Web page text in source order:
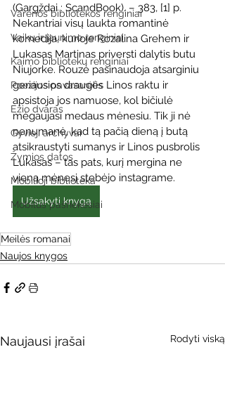
Varėnos bibliotekos renginiai
Vaikų ir jaunimo renginiai
Kaimo bibliotekų renginiai
Poezijos pavasarėlis
Ežio dvaras
Gyvieji archyvai
Žymios datos
Mobilioji biblioteka
Mobilūs pašnekesiai
(Gargždai : ScandBook). – 383, [1] p.
Nekantriai visų laukta romantinė
komedija, kurioje Rozalina Grehem ir
Lukasas Martinas priversti dalytis butu
Niujorke. Rouzė pasinaudoja atsarginiu
geriausios draugės Linos raktu ir
apsistoja jos namuose, kol bičiulė
mėgaujasi medaus mėnesiu. Tik ji nė
nenumanė, kad tą pačią dieną į butą
atsikraustyti sumanys ir Linos pusbrolis
Lukasas – tas pats, kurį mergina ne
vieną mėnesį stebėjo instagrame.
Užsakyti knygą
Meilės romanai
Naujos knygos
Naujausi įrašai Rodyti viską